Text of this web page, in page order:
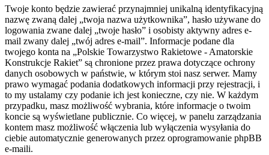
Twoje konto będzie zawierać przynajmniej unikalną identyfikacyjną
nazwę zwaną dalej „twoja nazwa użytkownika”, hasło używane do
logowania zwane dalej „twoje hasło” i osobisty aktywny adres e-
mail zwany dalej „twój adres e-mail”. Informacje podane dla
twojego konta na „Polskie Towarzystwo Rakietowe - Amatorskie
Konstrukcje Rakiet” są chronione przez prawa dotyczące ochrony
danych osobowych w państwie, w którym stoi nasz serwer. Mamy
prawo wymagać podania dodatkowych informacji przy rejestracji, i
to my ustalamy czy podanie ich jest konieczne, czy nie. W każdym
przypadku, masz możliwość wybrania, które informacje o twoim
koncie są wyświetlane publicznie. Co więcej, w panelu zarządzania
kontem masz możliwość włączenia lub wyłączenia wysyłania do
ciebie automatycznie generowanych przez oprogramowanie phpBB
e-maili.